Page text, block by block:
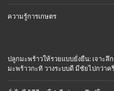
ความรู้การเกษตร
ปลูกมะพร้าวให้รวยแบบยั่งยืน: เจาะ
มะพร้าวกะทิ วางระบบดี มีชัยไปกว่าค